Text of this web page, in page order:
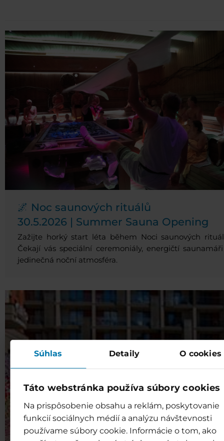
Súhlas Detaily O cookies
Táto webstránka používa súbory cookies
Na prispôsobenie obsahu a reklám, poskytovanie
funkcií sociálnych médií a analýzu návštevnosti
používame súbory cookie. Informácie o tom, ako
🌌 Noc saunových rituálů
30.5.2026 | Summer Sauna Opening
Zažijte horký start léta během Noci saunových
Čekají vás speciální ceremoniály, energičtí
jedinečná noční atmosféra.